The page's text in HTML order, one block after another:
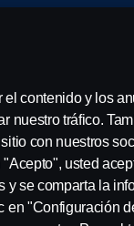
contenido y los
nuestro tráfico.
con nuestros
usted
y se comparta la
en "Configuración